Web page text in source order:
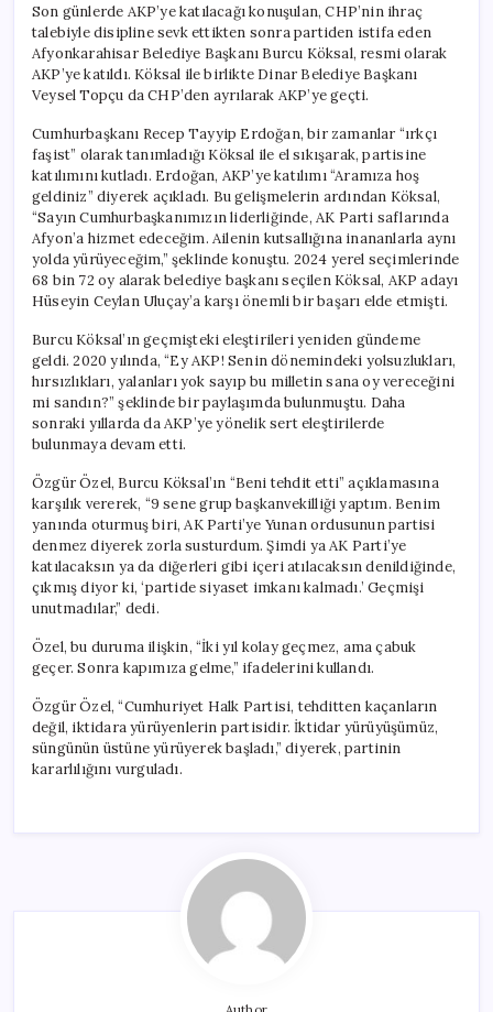
Son günlerde AKP’ye katılacağı konuşulan, CHP’nin ihraç
talebiyle disipline sevk ettikten sonra partiden istifa eden
Afyonkarahisar Belediye Başkanı Burcu Köksal, resmi olarak
AKP’ye katıldı. Köksal ile birlikte Dinar Belediye Başkanı
Veysel Topçu da CHP’den ayrılarak AKP’ye geçti.
Cumhurbaşkanı Recep Tayyip Erdoğan, bir zamanlar “ırkçı
faşist” olarak tanımladığı Köksal ile el sıkışarak, partisine
katılımını kutladı. Erdoğan, AKP’ye katılımı “Aramıza hoş
geldiniz” diyerek açıkladı. Bu gelişmelerin ardından Köksal,
“Sayın Cumhurbaşkanımızın liderliğinde, AK Parti saflarında
Afyon’a hizmet edeceğim. Ailenin kutsallığına inananlarla aynı
yolda yürüyeceğim,” şeklinde konuştu. 2024 yerel seçimlerinde
68 bin 72 oy alarak belediye başkanı seçilen Köksal, AKP adayı
Hüseyin Ceylan Uluçay’a karşı önemli bir başarı elde etmişti.
Burcu Köksal’ın geçmişteki eleştirileri yeniden gündeme
geldi. 2020 yılında, “Ey AKP! Senin dönemindeki yolsuzlukları,
hırsızlıkları, yalanları yok sayıp bu milletin sana oy vereceğini
mi sandın?” şeklinde bir paylaşımda bulunmuştu. Daha
sonraki yıllarda da AKP’ye yönelik sert eleştirilerde
bulunmaya devam etti.
Özgür Özel, Burcu Köksal’ın “Beni tehdit etti” açıklamasına
karşılık vererek, “9 sene grup başkanvekilliği yaptım. Benim
yanında oturmuş biri, AK Parti’ye Yunan ordusunun partisi
denmez diyerek zorla susturdum. Şimdi ya AK Parti’ye
katılacaksın ya da diğerleri gibi içeri atılacaksın denildiğinde,
çıkmış diyor ki, ‘partide siyaset imkanı kalmadı.’ Geçmişi
unutmadılar,” dedi.
Özel, bu duruma ilişkin, “İki yıl kolay geçmez, ama çabuk
geçer. Sonra kapımıza gelme,” ifadelerini kullandı.
Özgür Özel, “Cumhuriyet Halk Partisi, tehditten kaçanların
değil, iktidara yürüyenlerin partisidir. İktidar yürüyüşümüz,
süngünün üstüne yürüyerek başladı,” diyerek, partinin
kararlılığını vurguladı.